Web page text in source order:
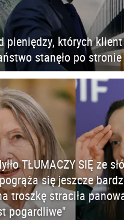
pieniędzy, których
stanęło po
TŁUMACZY SIĘ ze
się jeszcze
troszkę straciła
pogardliwe"